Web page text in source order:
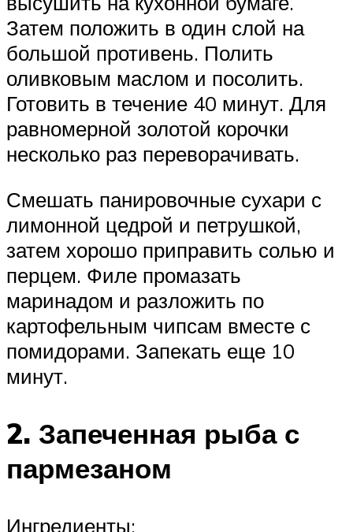
Затем положить в один слой на
большой противень. Полить
оливковым маслом и посолить.
Готовить в течение 40 минут. Для
равномерной золотой корочки
несколько раз переворачивать.
Смешать панировочные сухари с
лимонной цедрой и петрушкой,
затем хорошо приправить солью и
перцем. Филе промазать
маринадом и разложить по
картофельным чипсам вместе с
помидорами. Запекать еще 10
минут.
2. Запеченная рыба с
пармезаном
Ингредиенты: